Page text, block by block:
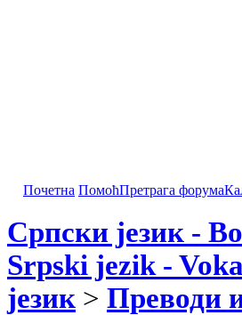
Почетна ПомоћПретрага форума
Српски језик -
Srpski jezik -
језик > Преводи